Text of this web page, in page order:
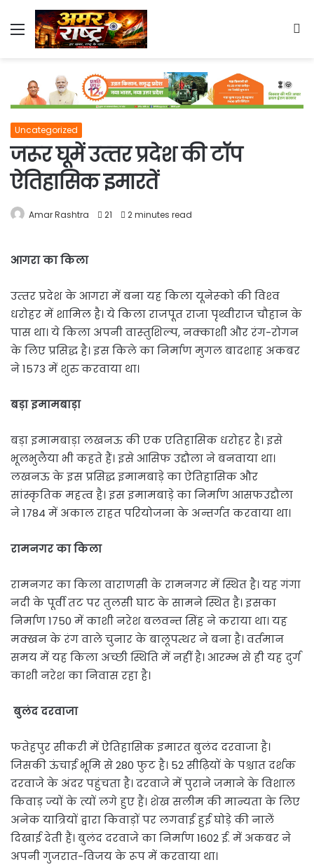
Menu
Uncategorized
जरूर घूमें उत्‍तर प्रदेश की टॉप
ऐतिहासिक इमारतें
Amar Rashtra 21 2 minutes read
आगरा का किला
उत्‍तर प्रदेश के आगरा में बना यह किला यूनेस्‍को की विश्‍व
धरोहर में शामिल है। ये किला राजपूत राजा पृथ्‍वीराज चौहान के
पास था। ये किला अपनी वास्‍तुशिल्‍प, नक्‍काशी और रंग-रोगन
के लिए प्रसिद्ध है। इस किले का निर्माण मुगल बादशाह अकबर
ने 1573 में शुरु करवाया था।
बड़ा इमामबाड़ा
बड़ा इमामबाड़ा लखनऊ की एक एतिहासिक धरोहर है। इसे
भूलभुलैया भी कहते हैं। इसे आसिफ उद्दौला ने बनवाया था।
लखनऊ के इस प्रसिद्ध इमामबाड़े का ऐतिहासिक और
सांस्कृतिक महत्व है। इस इमामबाड़े का निर्माण आसफउद्दौला
ने 1784 में अकाल राहत परियोजना के अन्तर्गत करवाया था।
रामनगर का किला
रामनगर का किला वाराणसी के रामनगर में स्थित है। यह गंगा
नदी के पूर्वी तट पर तुलसी घाट के सामने स्थित है। इसका
निर्माण 1750 में काशी नरेश बलवन्त सिंह ने कराया था। यह
मक्खन के रंग वाले चुनार के बालूपत्थर ने बना है। वर्तमान
समय में यह किला अच्छी स्थिति में नहीं है। आरम्भ से ही यह दुर्ग
काशी नरेश का निवास रहा है।
बुलंद दरवाजा
फतेहपुर सीकरी में ऐतिहासिक इमारत बुलंद दरवाजा है।
जिसकी ऊंचाई भूमि से 280 फुट है। 52 सीढ़ियों के पश्चात दर्शक
दरवाजे के अंदर पहुंचता है। दरवाजे में पुराने जमाने के विशाल
किवाड़ ज्यों के त्यों लगे हुए हैं। शेख सलीम की मान्यता के लिए
अनेक यात्रियों द्वारा किवाड़ों पर लगवाई हुई घोड़े की नालें
दिखाई देती हैं। बुलंद दरवाजे का निर्माण 1602 ई. में अकबर ने
अपनी गुजरात-विजय के रूप में करवाया था।